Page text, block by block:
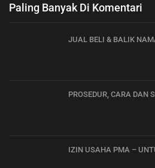
Paling Banyak Di Komentari
JUAL BELI & BALIK
PROSEDUR, CARA DAN
IZIN USAHA PMA –